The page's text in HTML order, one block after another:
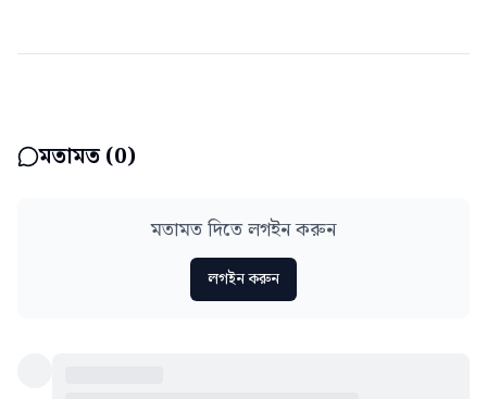
মতামত (0)
মতামত দিতে লগইন করুন
লগইন করুন